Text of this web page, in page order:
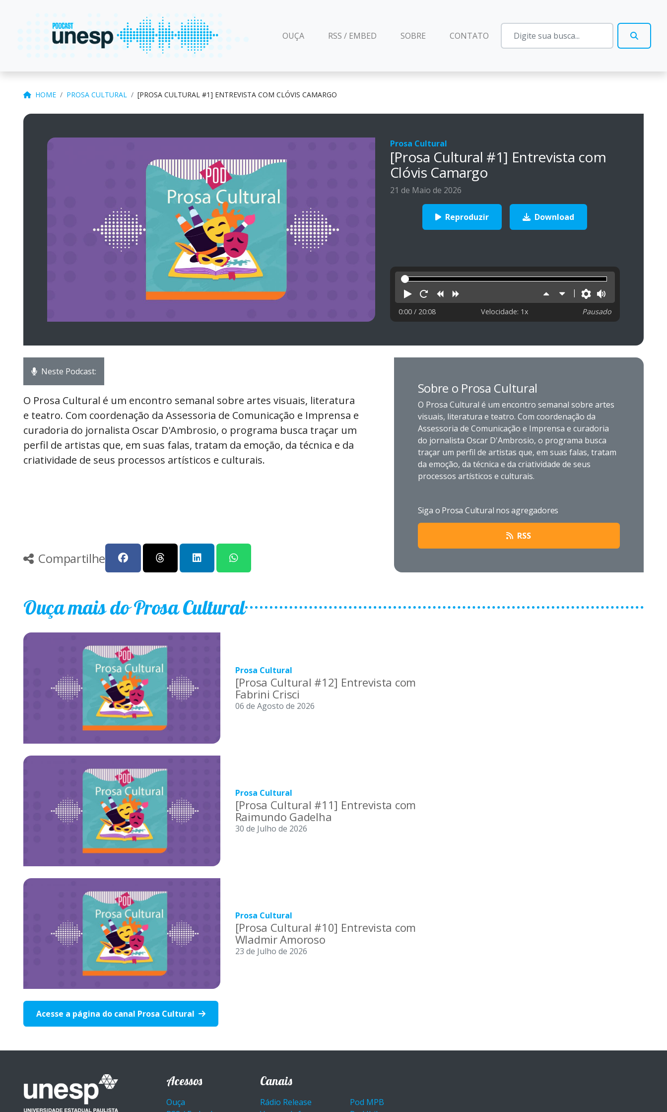
OUÇA(CURRENT)RSS / EMBED SOBRE CONTATO
HOME PROSA CULTURAL [PROSA CULTURAL #1] ENTREVISTA COM CLÓVIS CAMARGO
Prosa Cultural
[Prosa Cultural #1] Entrevista com
Clóvis Camargo
21 de Maio de 2026
Reproduzir Download
Reproduzir
ReiniciarRetroceder
Aumentar
velocidade
Diminuir
velocidade
Preferências
0:00/ 20:08 Velocidade: 1x Pausado
Neste Podcast:
O Prosa Cultural é um encontro semanal sobre artes visuais, literatura
e teatro. Com coordenação da Assessoria de Comunicação e Imprensa e
curadoria do jornalista Oscar D'Ambrosio, o programa busca traçar um
perfil de artistas que, em suas falas, tratam da emoção, da técnica e da
criatividade de seus processos artísticos e culturais.
Compartilhe
Sobre o Prosa Cultural
O Prosa Cultural é um encontro semanal sobre artes
visuais, literatura e teatro. Com coordenação da
Assessoria de Comunicação e Imprensa e curadoria
do jornalista Oscar D'Ambrosio, o programa busca
traçar um perfil de artistas que, em suas falas, tratam
da emoção, da técnica e da criatividade de seus
processos artísticos e culturais.
Siga o Prosa Cultural nos agregadores
RSS
Ouça mais do Prosa Cultural
Prosa Cultural
[Prosa Cultural #12] Entrevista com
Fabrini Crisci
06 de Agosto de 2026
Prosa Cultural
[Prosa Cultural #11] Entrevista com
Raimundo Gadelha
30 de Julho de 2026
Prosa Cultural
[Prosa Cultural #10] Entrevista com
Wladmir Amoroso
23 de Julho de 2026
Acesse a página do canal Prosa Cultural
Acessos
Ouça
Canais
Rádio Release
Pod MPB